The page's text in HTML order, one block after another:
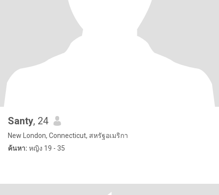
Santy, 24
New London, Connecticut, สหรัฐอเมริกา
ค้นหา: หญิง 19 - 35